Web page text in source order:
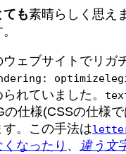
ても素晴らしく思え
ェブサイトでリガ
れていました。
の仕様(CSSの仕様
。この手法は
なったり 、 違う文